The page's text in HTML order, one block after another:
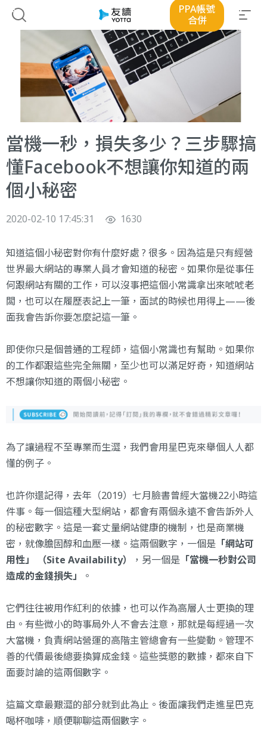
PPA帳號
合併
當機一秒，損失多少？三步驟搞
懂Facebook不想讓你知道的兩
個小秘密
2020-02-10 17:45:31 1630
知道這個小秘密對你有什麼好處 ? 很多。因為這是只有經營
世界最大網站的專業人員才會知道的秘密。如果你是從事任
何跟網站有關的工作，可以沒事把這個小常識拿出來唬唬老
闆，也可以在履歷表記上一筆，面試的時候也用得上——後
面我會告訴你要怎麼記這一筆。
即使你只是個普通的工程師，這個小常識也有幫助。如果你
的工作都跟這些完全無關，至少也可以滿足好奇，知道網站
不想讓你知道的兩個小秘密。
為了讓過程不至專業而生澀，我們會用星巴克來舉個人人都
懂的例子。
也許你還記得，去年（2019）七月臉書曾經大當機22小時這
件事。每一個這種大型網站，都會有兩個永遠不會告訴外人
的秘密數字。這是一套丈量網站健康的機制，也是商業機
密，就像膽固醇和血壓一樣。這兩個數字，一個是 「網站可
用性」 （Site Availability）
，另一個是 「當機一秒對公司
造成的金錢損失」
。
它們往往被用作紅利的依據，也可以作為高層人士更換的理
由。有些微小的時事局外人不會去注意，那就是每經過一次
大當機，負責網站營運的高階主管總會有一些變動。管理不
善的代價最後總要換算成金錢。這些獎懲的數據，都來自下
面要討論的這兩個數字。
這篇文章最艱澀的部分就到此為止。後面讓我們走進星巴克
喝杯咖啡，順便聊聊這兩個數字。